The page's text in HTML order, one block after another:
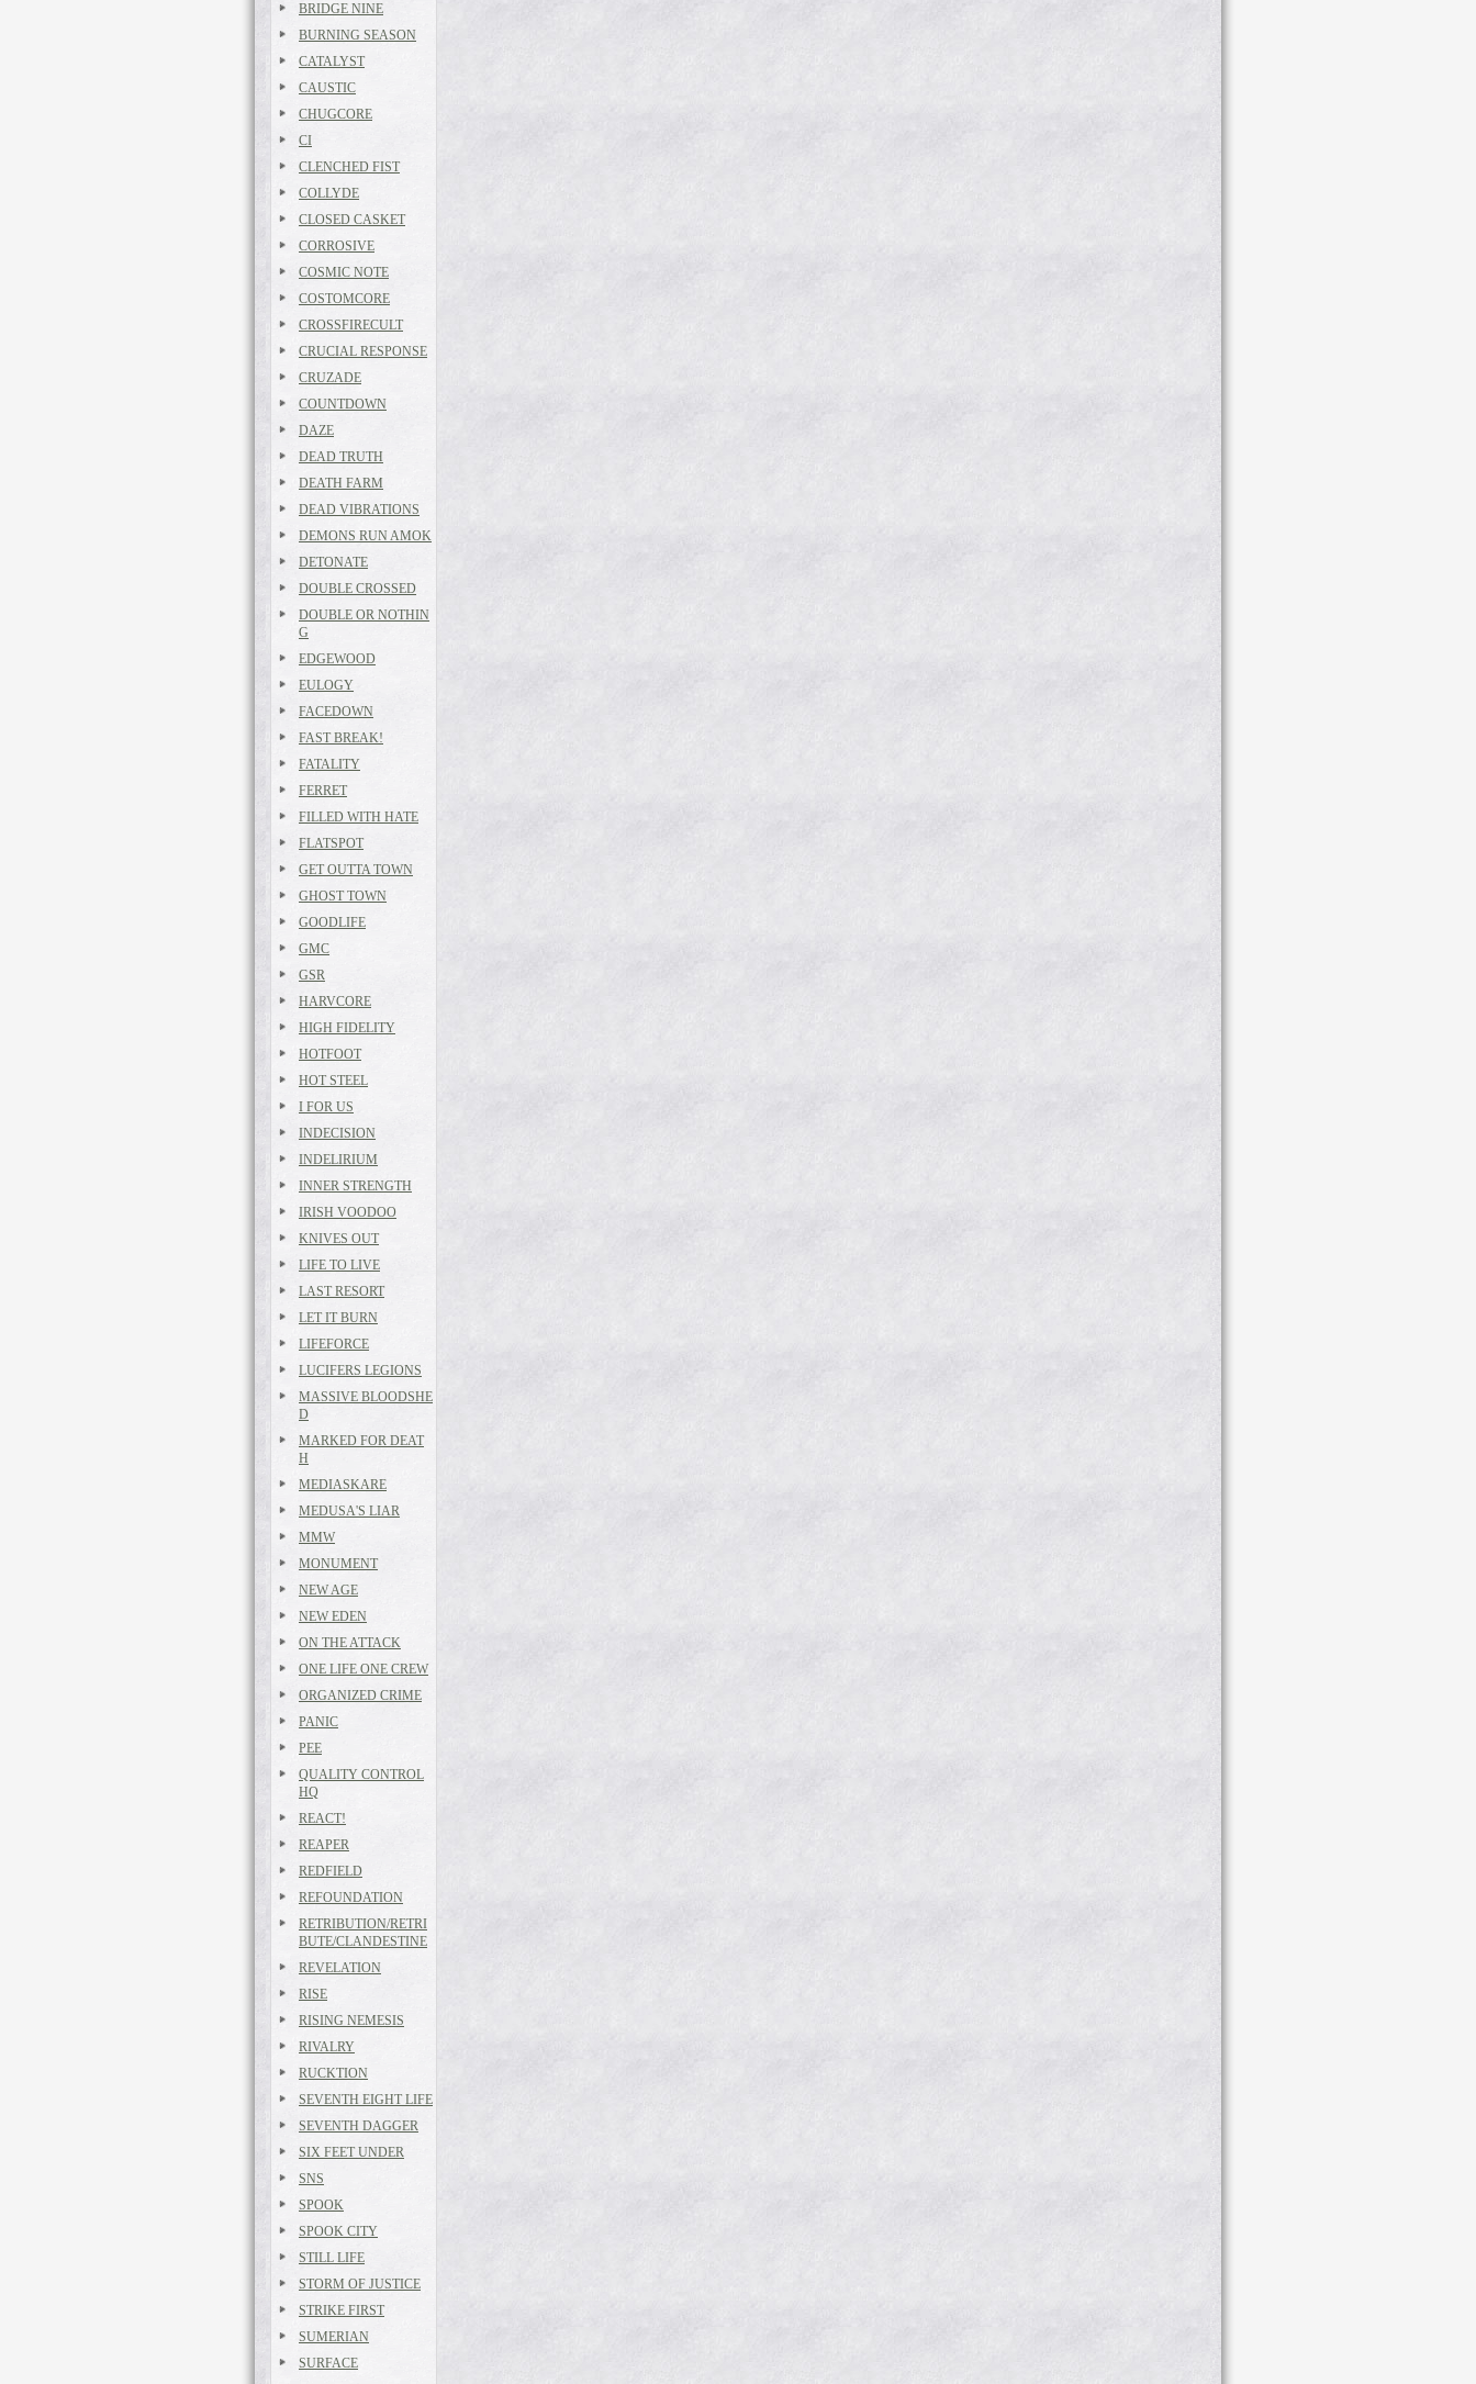
BRIDGE NINE
BURNING SEASON
CATALYST
CAUSTIC
CHUGCORE
CI
CLENCHED FIST
COLLYDE
CLOSED CASKET
CORROSIVE
COSMIC NOTE
COSTOMCORE
CROSSFIRECULT
CRUCIAL RESPONSE
CRUZADE
COUNTDOWN
DAZE
DEAD TRUTH
DEATH FARM
DEAD VIBRATIONS
DEMONS RUN AMOK
DETONATE
DOUBLE CROSSED
DOUBLE OR NOTHIN
G
EDGEWOOD
EULOGY
FACEDOWN
FAST BREAK!
FATALITY
FERRET
FILLED WITH HATE
FLATSPOT
GET OUTTA TOWN
GHOST TOWN
GOODLIFE
GMC
GSR
HARVCORE
HIGH FIDELITY
HOTFOOT
HOT STEEL
I FOR US
INDECISION
INDELIRIUM
INNER STRENGTH
IRISH VOODOO
KNIVES OUT
LIFE TO LIVE
LAST RESORT
LET IT BURN
LIFEFORCE
LUCIFERS LEGIONS
MASSIVE BLOODSHE
D
MARKED FOR DEAT
H
MEDIASKARE
MEDUSA'S LIAR
MMW
MONUMENT
NEW AGE
NEW EDEN
ON THE ATTACK
ONE LIFE ONE CREW
ORGANIZED CRIME
PANIC
PEE
QUALITY CONTROL
HQ
REACT!
REAPER
REDFIELD
REFOUNDATION
RETRIBUTION/RETRI
BUTE/CLANDESTINE
REVELATION
RISE
RISING NEMESIS
RIVALRY
RUCKTION
SEVENTH EIGHT LIFE
SEVENTH DAGGER
SIX FEET UNDER
SNS
SPOOK
SPOOK CITY
STILL LIFE
STORM OF JUSTICE
STRIKE FIRST
SUMERIAN
SURFACE